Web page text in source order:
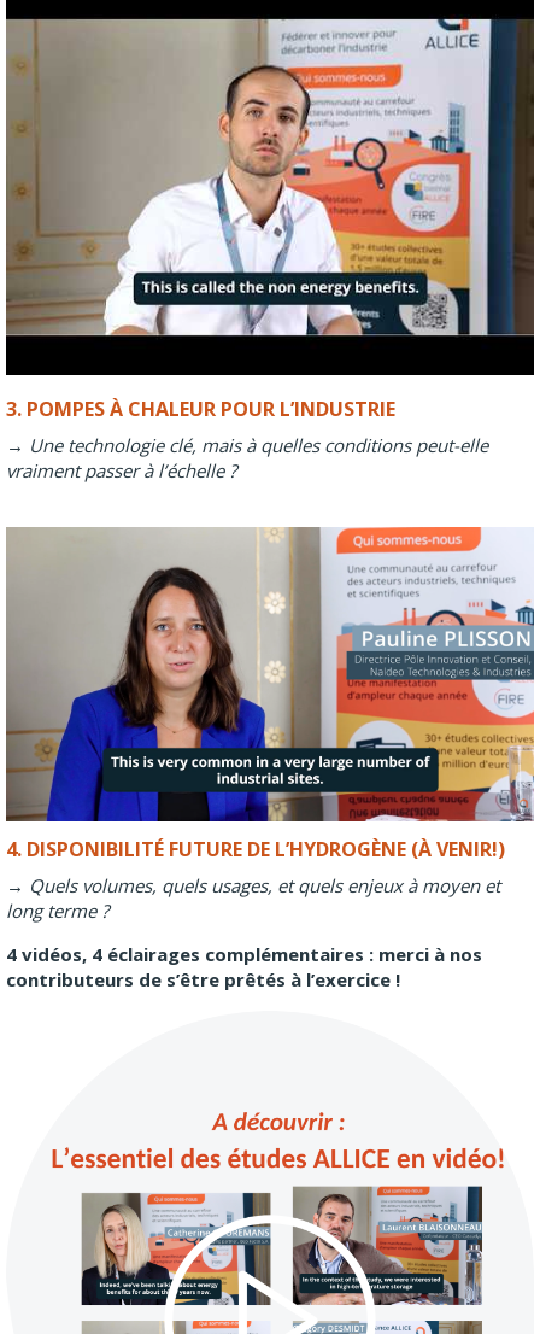
3. POMPES À CHALEUR POUR L’INDUSTRIE
→ Une technologie clé, mais à quelles conditions peut-elle
vraiment passer à l’échelle ?
4. DISPONIBILITÉ FUTURE DE L’HYDROGÈNE (À VENIR!)
→ Quels volumes, quels usages, et quels enjeux à moyen et
long terme ?
4 vidéos, 4 éclairages complémentaires : merci à nos
contributeurs de s’être prêtés à l’exercice !